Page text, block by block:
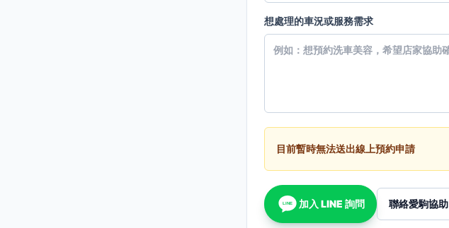
想處理的車況或服務需求
目前暫時無法送出線上預約申請
LINE 加入 LINE 詢問 聯絡愛駒協助